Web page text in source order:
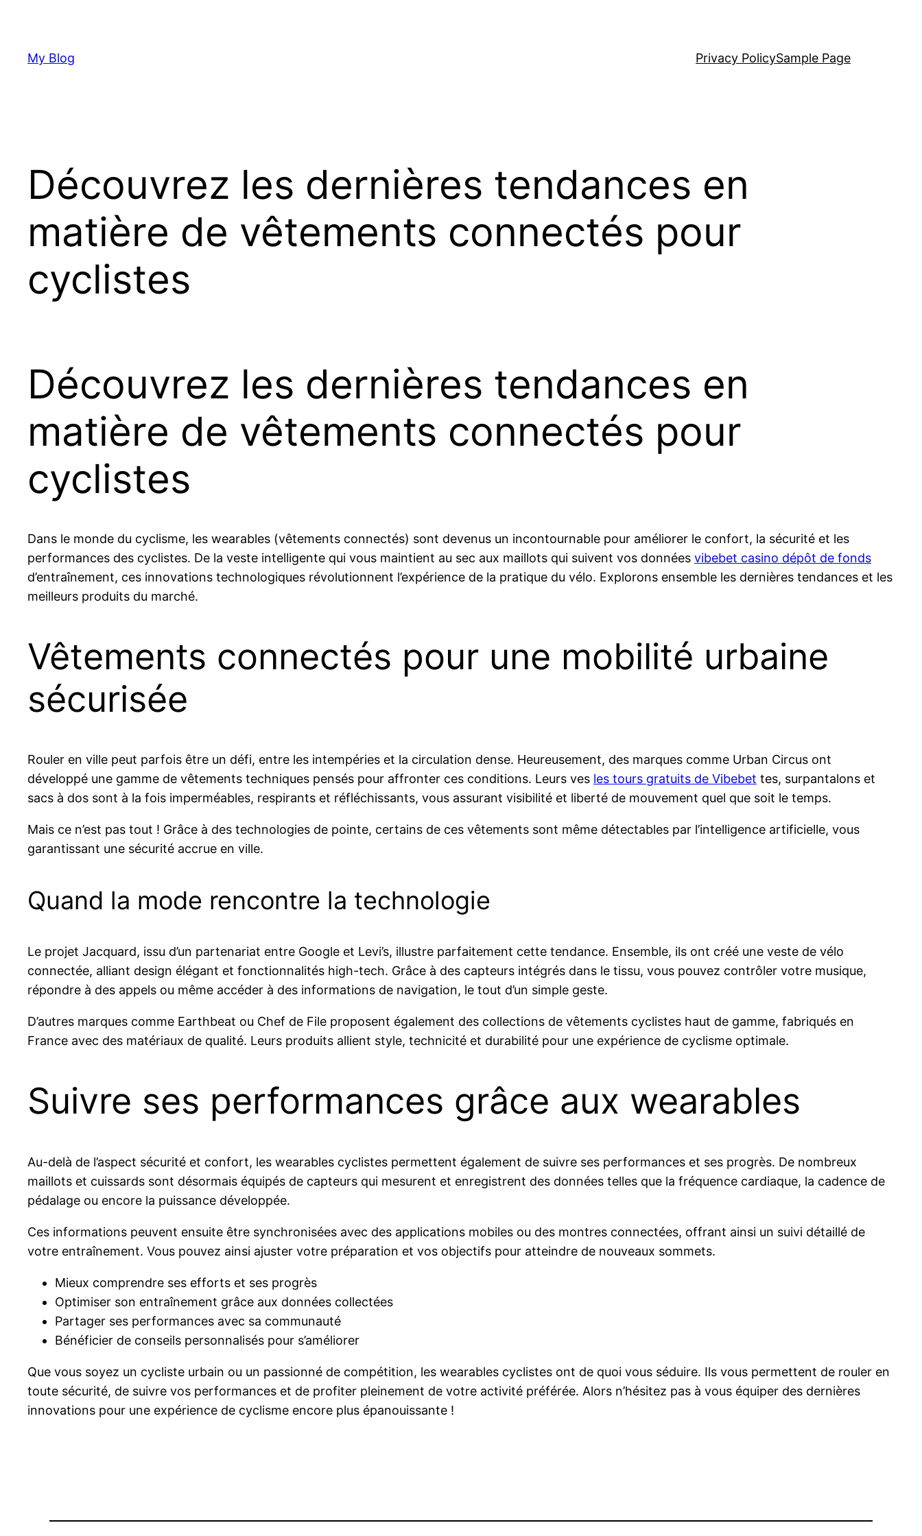
content
My Blog Privacy PolicySample Page
Découvrez les dernières tendances en
matière de vêtements connectés pour
cyclistes
Découvrez les dernières tendances en
matière de vêtements connectés pour
cyclistes
Dans le monde du cyclisme, les wearables (vêtements connectés) sont devenus un incontournable pour améliorer le confort, la sécurité et les
performances des cyclistes. De la veste intelligente qui vous maintient au sec aux maillots qui suivent vos données vibebet casino dépôt de fonds
d’entraînement, ces innovations technologiques révolutionnent l’expérience de la pratique du vélo. Explorons ensemble les dernières tendances et les
meilleurs produits du marché.
Vêtements connectés pour une mobilité urbaine
sécurisée
Rouler en ville peut parfois être un défi, entre les intempéries et la circulation dense. Heureusement, des marques comme Urban Circus ont
développé une gamme de vêtements techniques pensés pour affronter ces conditions. Leurs ves les tours gratuits de Vibebet tes, surpantalons et
sacs à dos sont à la fois imperméables, respirants et réfléchissants, vous assurant visibilité et liberté de mouvement quel que soit le temps.
Mais ce n’est pas tout ! Grâce à des technologies de pointe, certains de ces vêtements sont même détectables par l’intelligence artificielle, vous
garantissant une sécurité accrue en ville.
Quand la mode rencontre la technologie
Le projet Jacquard, issu d’un partenariat entre Google et Levi’s, illustre parfaitement cette tendance. Ensemble, ils ont créé une veste de vélo
connectée, alliant design élégant et fonctionnalités high-tech. Grâce à des capteurs intégrés dans le tissu, vous pouvez contrôler votre musique,
répondre à des appels ou même accéder à des informations de navigation, le tout d’un simple geste.
D’autres marques comme Earthbeat ou Chef de File proposent également des collections de vêtements cyclistes haut de gamme, fabriqués en
France avec des matériaux de qualité. Leurs produits allient style, technicité et durabilité pour une expérience de cyclisme optimale.
Suivre ses performances grâce aux wearables
Au-delà de l’aspect sécurité et confort, les wearables cyclistes permettent également de suivre ses performances et ses progrès. De nombreux
maillots et cuissards sont désormais équipés de capteurs qui mesurent et enregistrent des données telles que la fréquence cardiaque, la cadence de
pédalage ou encore la puissance développée.
Ces informations peuvent ensuite être synchronisées avec des applications mobiles ou des montres connectées, offrant ainsi un suivi détaillé de
votre entraînement. Vous pouvez ainsi ajuster votre préparation et vos objectifs pour atteindre de nouveaux sommets.
Mieux comprendre ses efforts et ses progrès
Optimiser son entraînement grâce aux données collectées
Partager ses performances avec sa communauté
Bénéficier de conseils personnalisés pour s’améliorer
Que vous soyez un cycliste urbain ou un passionné de compétition, les wearables cyclistes ont de quoi vous séduire. Ils vous permettent de rouler en
toute sécurité, de suivre vos performances et de profiter pleinement de votre activité préférée. Alors n’hésitez pas à vous équiper des dernières
innovations pour une expérience de cyclisme encore plus épanouissante !